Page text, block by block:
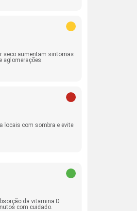
seco aumentam sintomas
aglomerações.
locais com sombra e evite
da vitamina D.
com cuidado.